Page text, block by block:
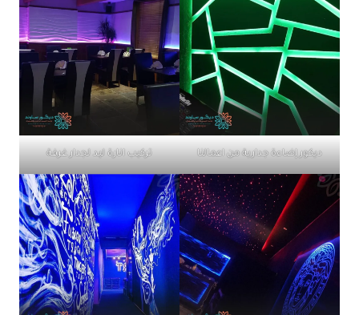
ديكور إضاءة جدارية من اعمالنا تركيب انارة ليد لجدار غرفة